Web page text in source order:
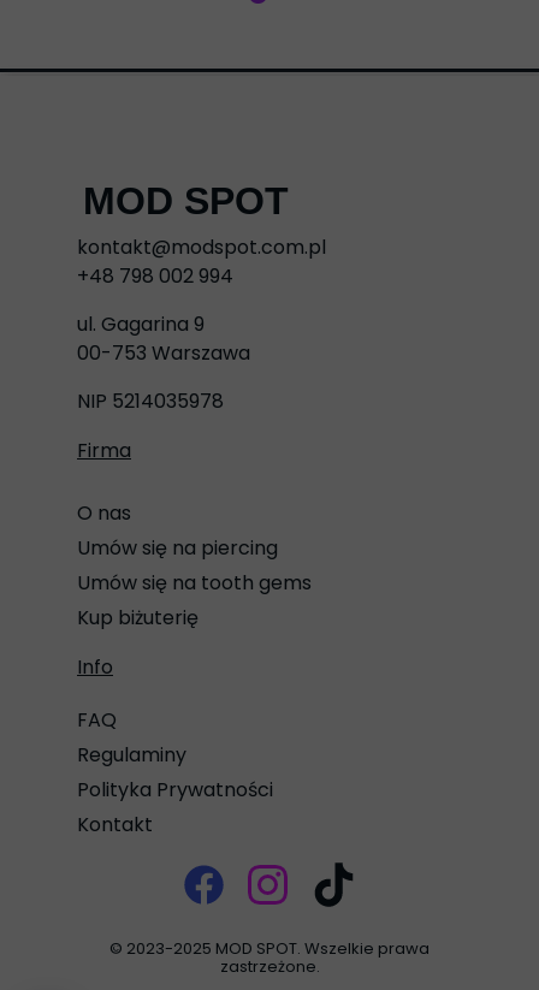
MOD SPOT
kontakt@modspot.com.pl
+48 798 002 994
ul. Gagarina 9
00-753 Warszawa
NIP 5214035978
Firma
O nas
Umów się na piercing
Umów się na tooth gems
Kup biżuterię
Info
FAQ
Regulaminy
Polityka Prywatności
Kontakt
© 2023-2025 MOD SPOT. Wszelkie prawa
zastrzeżone.